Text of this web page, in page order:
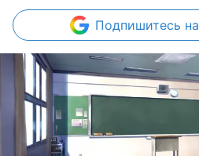
Подпишитесь